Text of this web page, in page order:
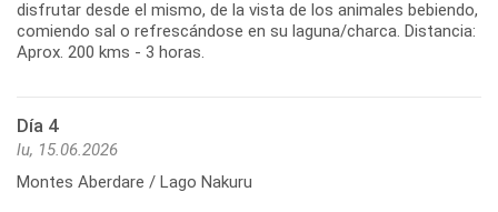
disfrutar desde el mismo, de la vista de los animales bebiendo,
comiendo sal o refrescándose en su laguna/charca. Distancia:
Aprox. 200 kms - 3 horas.
Día 4
lu, 15.06.2026
Montes Aberdare / Lago Nakuru